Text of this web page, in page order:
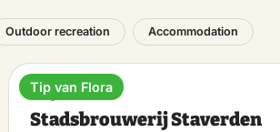
Outdoor recreation Accommodation
Bicycle café
Stadsbrouwerij Staverden
Tip van Flora